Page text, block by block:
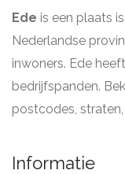
Ede is een plaats
Nederlandse
inwoners. Ede
bedrijfspanden.
postcodes,
Informatie